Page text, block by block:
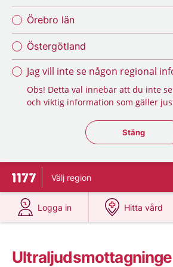
Örebro län
Östergötland
Jag vill inte se någon regional
Obs! Detta val innebär att du inte
och viktig information som gäller
Stäng
Stäng
Till startsidan för 1177
Välj region
Logga in
på 1177.se
Hitta vård
på 1177.se